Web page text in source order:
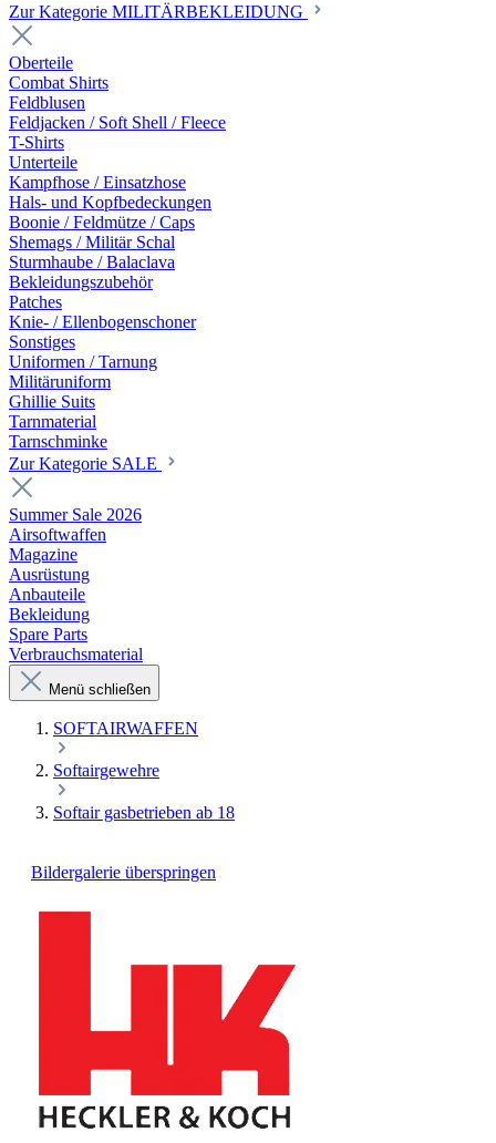
Zur Kategorie MILITÄRBEKLEIDUNG
Oberteile
Combat Shirts
Feldblusen
Feldjacken / Soft Shell / Fleece
T-Shirts
Unterteile
Kampfhose / Einsatzhose
Hals- und Kopfbedeckungen
Boonie / Feldmütze / Caps
Shemags / Militär Schal
Sturmhaube / Balaclava
Bekleidungszubehör
Patches
Knie- / Ellenbogenschoner
Sonstiges
Uniformen / Tarnung
Militäruniform
Ghillie Suits
Tarnmaterial
Tarnschminke
Zur Kategorie SALE
Summer Sale 2026
Airsoftwaffen
Magazine
Ausrüstung
Anbauteile
Bekleidung
Spare Parts
Verbrauchsmaterial
Menü schließen
SOFTAIRWAFFEN
Softairgewehre
Softair gasbetrieben ab 18
Bildergalerie überspringen